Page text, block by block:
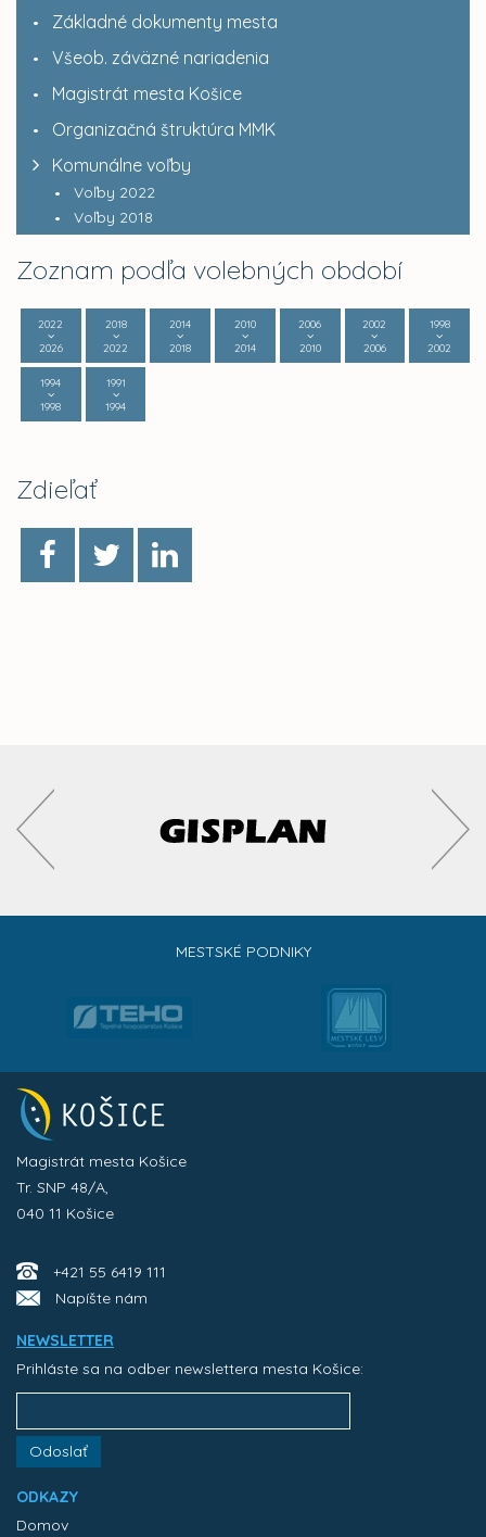
Základné dokumenty mesta
Všeob. záväzné nariadenia
Magistrát mesta Košice
Organizačná štruktúra MMK
Komunálne voľby
Voľby 2022
Voľby 2018
Zoznam podľa volebných období
2022
2026
2018
2022
2014
2018
2010
2014
2006
2010
2002
2006
1998
2002
1994
1998
1991
1994
Zdieľať
MESTSKÉ PODNIKY
Magistrát mesta Košice
Tr. SNP 48/A,
040 11 Košice
+421 55 6419 111
Napíšte nám
NEWSLETTER
Prihláste sa na odber newslettera mesta Košice:
Odoslať
ODKAZY
Domov